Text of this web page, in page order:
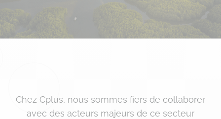
Chez Cplus, nous sommes fiers de collaborer
avec des acteurs majeurs de ce secteur